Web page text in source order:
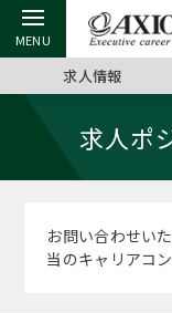
戻る
アクシアムの特長
サービス案内
戻る
キャリア支援 TOP
キャリアデザイン講
（最新求人市場動向
戻る
転職ツール TOP
英文レジュメの書き方
戻る
転職コラム TOP
“展”職相談室
戻る
イベント・セミナー
ジョブフェア
戻る
会社概要 TOP
沿革
求人情報
求人ポ
お問い合わせい
当のキャリアコ